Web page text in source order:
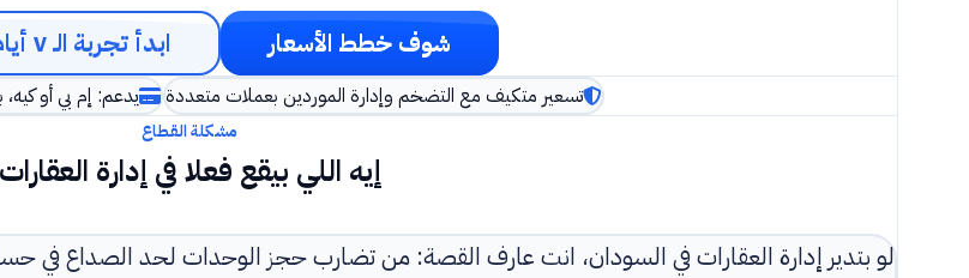
شوف خطط الأسعار ابدأ تجربة الـ ٧ أيام مجانا
تسعير متكيف مع التضخم وإدارة الموردين بعملات متعددة يدعم: إم بي أو
مشكلة القطاع
إيه اللي بيقع فعلا في إدارة العقارات
لو بتدير إدارة العقارات في السودان، انت عارف القصة: من تضارب حجز الوحدات لحد الصداع في